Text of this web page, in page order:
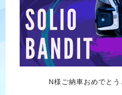
N様ご納車おめでとう